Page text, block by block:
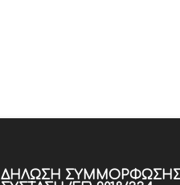
ΔΉΛΩΣΗ